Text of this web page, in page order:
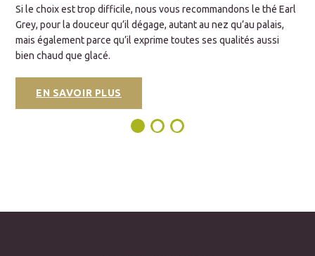
Si le choix est trop difficile, nous vous recommandons le thé Earl
Grey, pour la douceur qu’il dégage, autant au nez qu’au palais,
mais également parce qu’il exprime toutes ses qualités aussi
bien chaud que glacé.
EN SAVOIR PLUS